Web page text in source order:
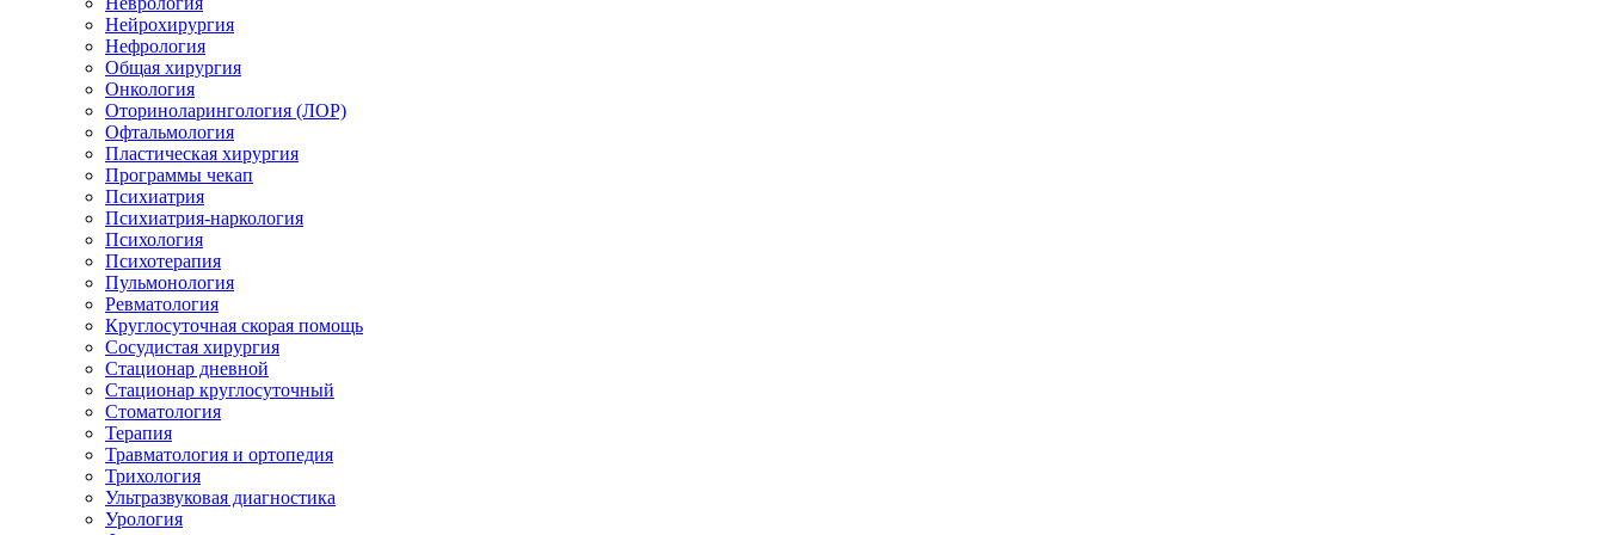
Нейрохирургия
Нефрология
Общая хирургия
Онкология
Оториноларингология (ЛОР)
Офтальмология
Пластическая хирургия
Программы чекап
Психиатрия
Психиатрия-наркология
Психология
Психотерапия
Пульмонология
Ревматология
Круглосуточная скорая помощь
Сосудистая хирургия
Стационар дневной
Стационар круглосуточный
Стоматология
Терапия
Травматология и ортопедия
Трихология
Ультразвуковая диагностика
Урология